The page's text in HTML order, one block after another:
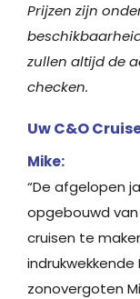
Prijzen zijn
zullen altijd de
checken.
Uw C&O
Mike:
“De afgelopen
opgebouwd
cruisen te
zonovergoten